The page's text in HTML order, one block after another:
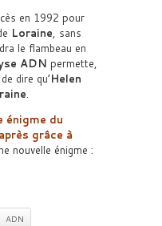
en 1992 pour
Loraine, sans
le flambeau en
ADN permette,
dire qu’Helen
.
énigme du
grâce à
nouvelle énigme :
ADN